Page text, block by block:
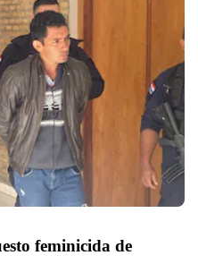
feminicida de